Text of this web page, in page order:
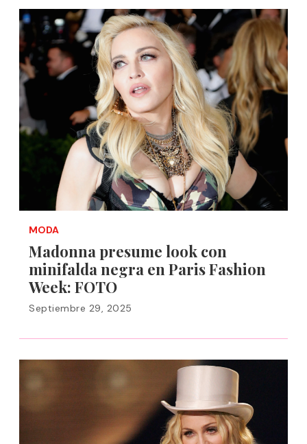
MODA
Madonna presume look con
minifalda negra en Paris Fashion
Week: FOTO
Septiembre 29, 2025